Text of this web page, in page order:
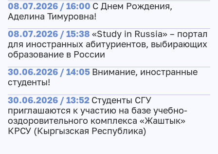
08.07.2026 / 16:00 С Днем Рождения,
Аделина Тимуровна!
08.07.2026 / 15:38 «Study in Russia» – портал
для иностранных абитуриентов, выбирающих
образование в России
30.06.2026 / 14:05 Внимание, иностранные
студенты!
30.06.2026 / 13:52 Студенты СГУ
приглашаются к участию на базе учебно-
оздоровительного комплекса «Жаштык»
КРСУ (Кыргызская Республика)